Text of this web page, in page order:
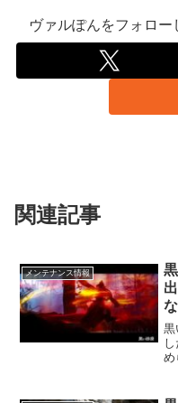
ヴァルぽんをフォロ
関連記事
メンテナンス情報
黒
め